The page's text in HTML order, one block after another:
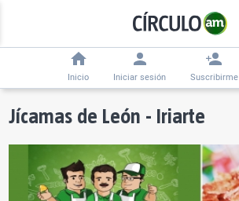
Inicio Iniciar sesión Suscribirme
Jícamas de León - Iriarte